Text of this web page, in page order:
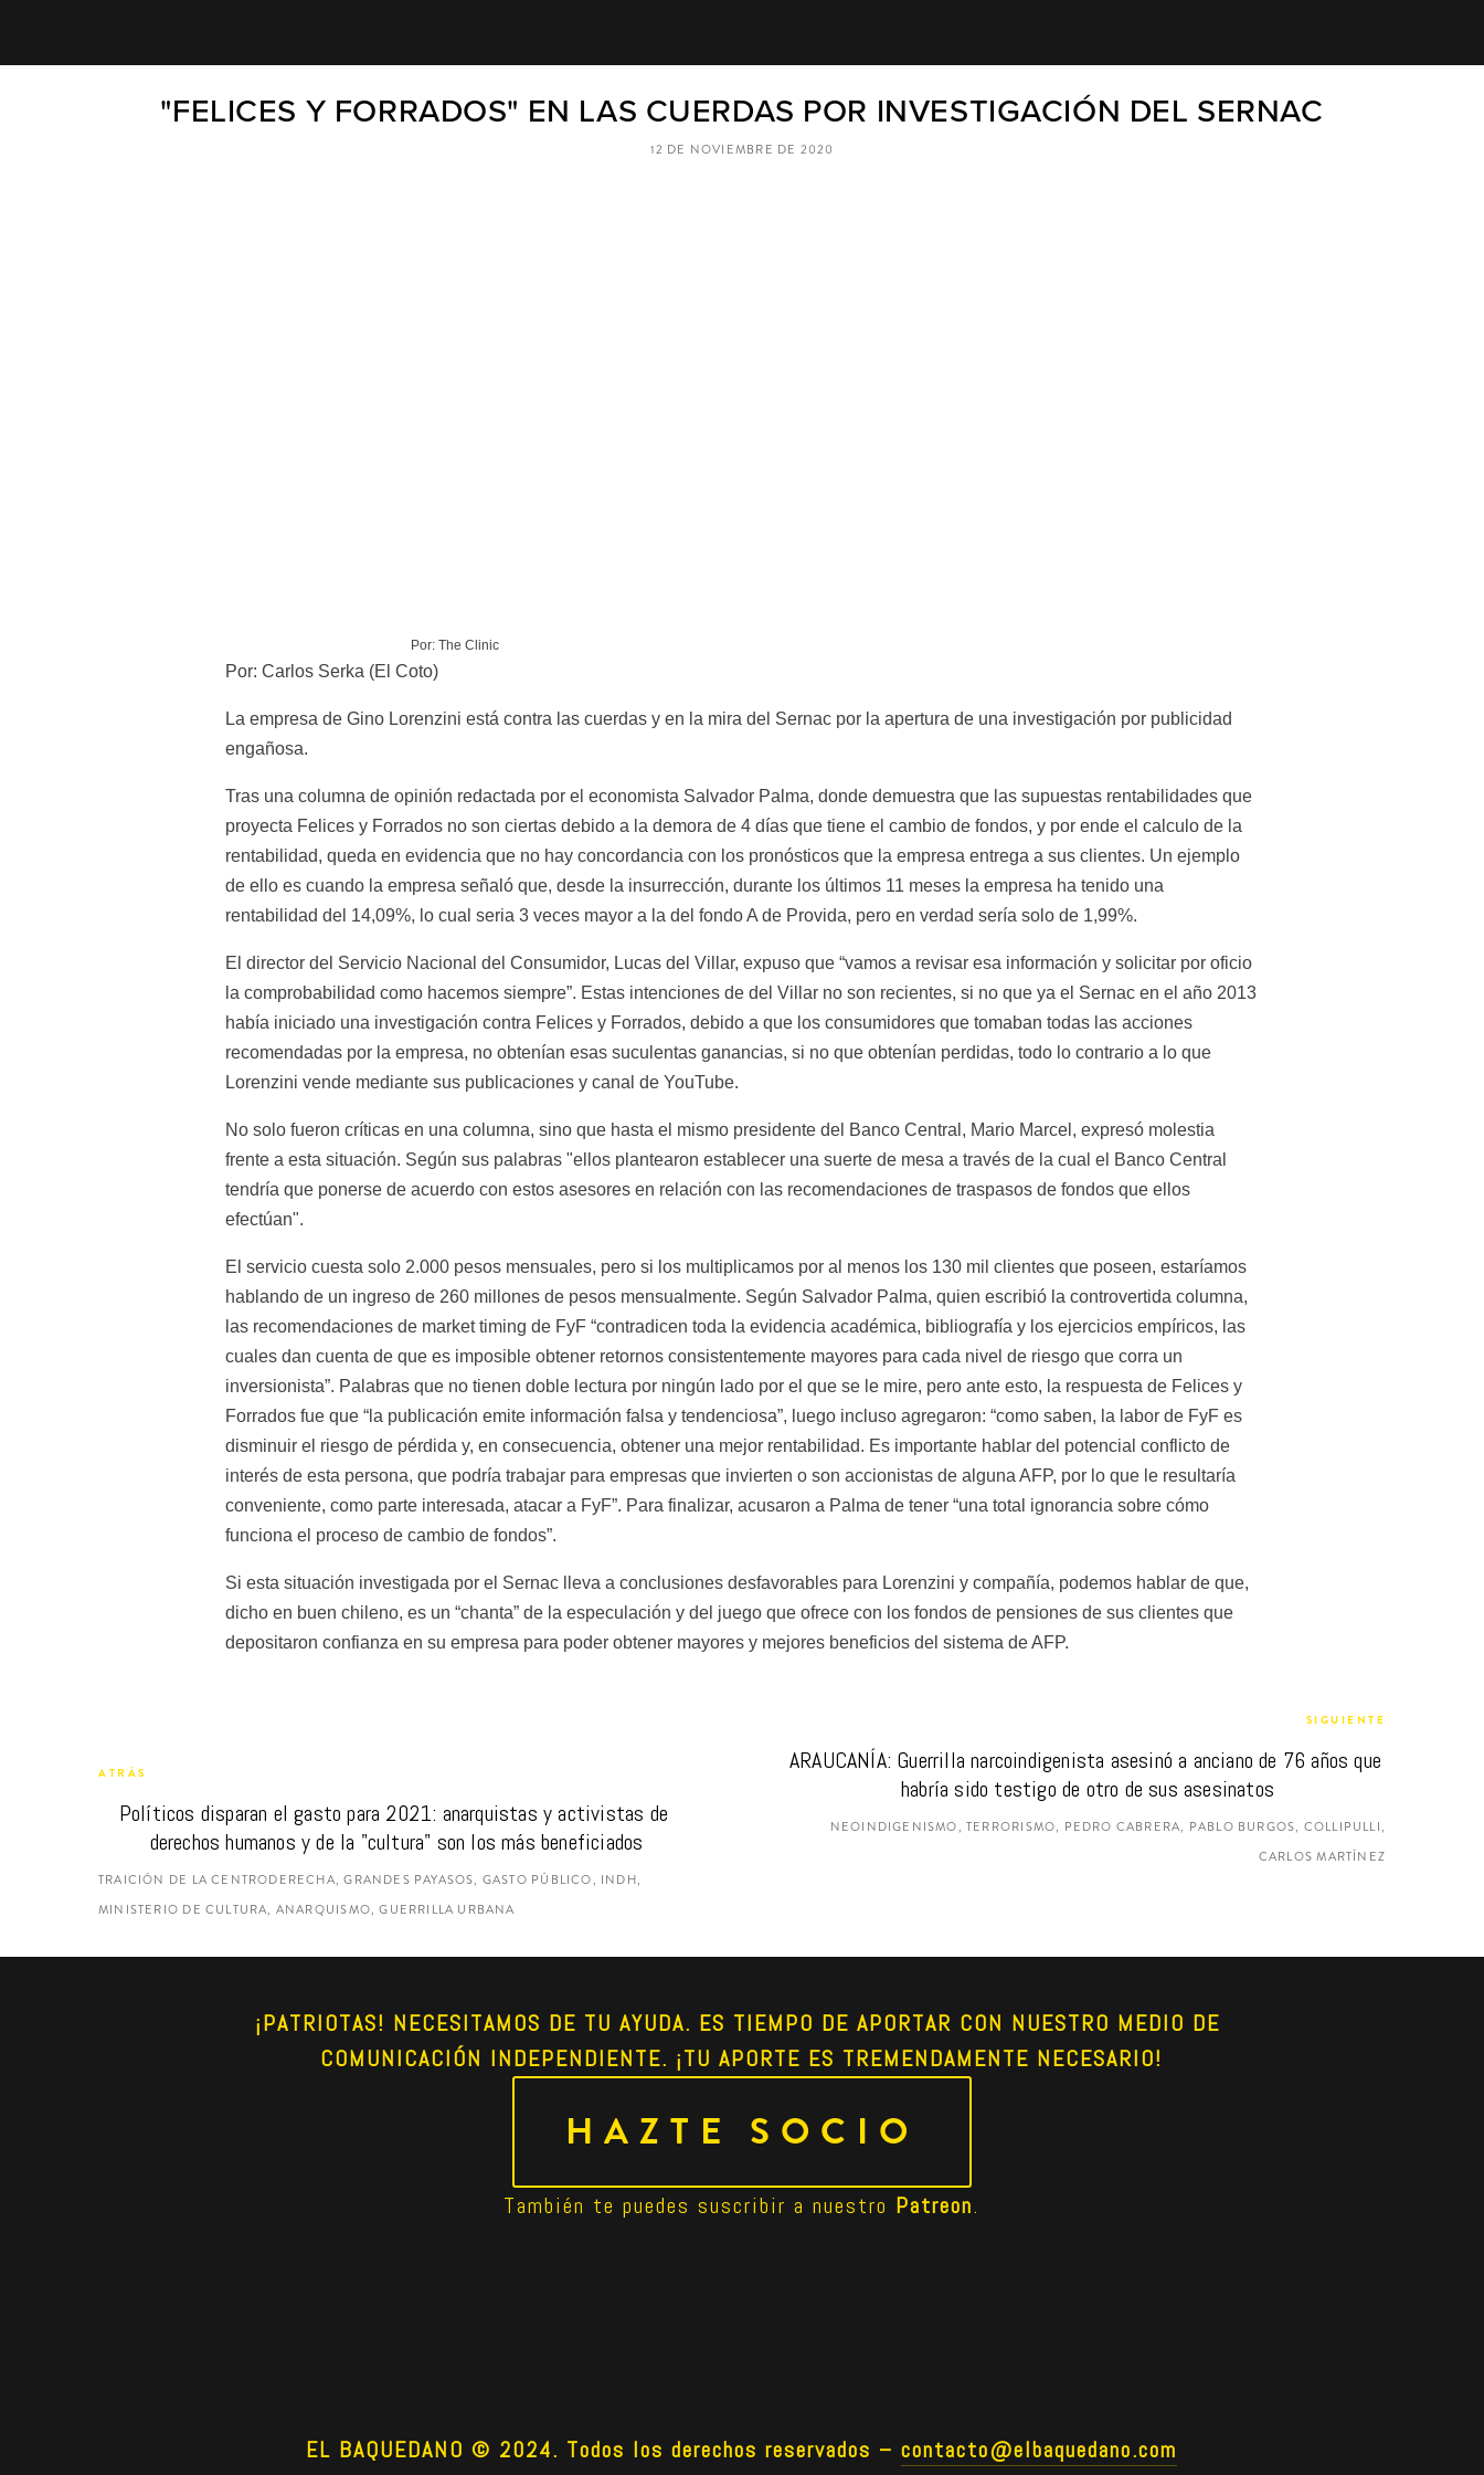
"FELICES Y FORRADOS" EN LAS CUERDAS POR INVESTIGACIÓN DEL SERNAC
Por: The Clinic
Por: Carlos Serka (El Coto)
La empresa de Gino Lorenzini está contra las cuerdas y en la mira del Sernac por la apertura de una investigación por publicidad
engañosa.
Tras una columna de opinión redactada por el economista Salvador Palma, donde demuestra que las supuestas rentabilidades que
proyecta Felices y Forrados no son ciertas debido a la demora de 4 días que tiene el cambio de fondos, y por ende el calculo de la
rentabilidad, queda en evidencia que no hay concordancia con los pronósticos que la empresa entrega a sus clientes. Un ejemplo
de ello es cuando la empresa señaló que, desde la insurrección, durante los últimos 11 meses la empresa ha tenido una
rentabilidad del 14,09%, lo cual seria 3 veces mayor a la del fondo A de Provida, pero en verdad sería solo de 1,99%.
El director del Servicio Nacional del Consumidor, Lucas del Villar, expuso que “vamos a revisar esa información y solicitar por oficio
la comprobabilidad como hacemos siempre”. Estas intenciones de del Villar no son recientes, si no que ya el Sernac en el año 2013
había iniciado una investigación contra Felices y Forrados, debido a que los consumidores que tomaban todas las acciones
recomendadas por la empresa, no obtenían esas suculentas ganancias, si no que obtenían perdidas, todo lo contrario a lo que
Lorenzini vende mediante sus publicaciones y canal de YouTube.
No solo fueron críticas en una columna, sino que hasta el mismo presidente del Banco Central, Mario Marcel, expresó molestia
frente a esta situación. Según sus palabras "ellos plantearon establecer una suerte de mesa a través de la cual el Banco Central
tendría que ponerse de acuerdo con estos asesores en relación con las recomendaciones de traspasos de fondos que ellos
efectúan".
El servicio cuesta solo 2.000 pesos mensuales, pero si los multiplicamos por al menos los 130 mil clientes que poseen, estaríamos
hablando de un ingreso de 260 millones de pesos mensualmente. Según Salvador Palma, quien escribió la controvertida columna,
las recomendaciones de market timing de FyF “contradicen toda la evidencia académica, bibliografía y los ejercicios empíricos, las
cuales dan cuenta de que es imposible obtener retornos consistentemente mayores para cada nivel de riesgo que corra un
inversionista”. Palabras que no tienen doble lectura por ningún lado por el que se le mire, pero ante esto, la respuesta de Felices y
Forrados fue que “la publicación emite información falsa y tendenciosa”, luego incluso agregaron: “como saben, la labor de FyF es
disminuir el riesgo de pérdida y, en consecuencia, obtener una mejor rentabilidad. Es importante hablar del potencial conflicto de
interés de esta persona, que podría trabajar para empresas que invierten o son accionistas de alguna AFP, por lo que le resultaría
conveniente, como parte interesada, atacar a FyF”. Para finalizar, acusaron a Palma de tener “una total ignorancia sobre cómo
funciona el proceso de cambio de fondos”.
Si esta situación investigada por el Sernac lleva a conclusiones desfavorables para Lorenzini y compañía, podemos hablar de que,
dicho en buen chileno, es un “chanta” de la especulación y del juego que ofrece con los fondos de pensiones de sus clientes que
depositaron confianza en su empresa para poder obtener mayores y mejores beneficios del sistema de AFP.
12 DE NOVIEMBRE DE 2020
ATRÁS
Políticos disparan el gasto para 2021: anarquistas y activistas de
derechos humanos y de la "cultura" son los más beneficiados
TRAICIÓN DE LA CENTRODERECHA, GRANDES PAYASOS, GASTO PÚBLICO, INDH,
MINISTERIO DE CULTURA, ANARQUISMO, GUERRILLA URBANA
SIGUIENTE
ARAUCANÍA: Guerrilla narcoindigenista asesinó a anciano de 76 años que
habría sido testigo de otro de sus asesinatos
NEOINDIGENISMO, TERRORISMO, PEDRO CABRERA, PABLO BURGOS, COLLIPULLI,
CARLOS MARTÍNEZ
¡PATRIOTAS! NECESITAMOS DE TU AYUDA. ES TIEMPO DE APORTAR CON NUESTRO MEDIO DE
COMUNICACIÓN INDEPENDIENTE. ¡TU APORTE ES TREMENDAMENTE NECESARIO!
HAZTE SOCIO
También te puedes suscribir a nuestro Patreon.
EL BAQUEDANO © 2024. Todos los derechos reservados – contacto@elbaquedano.com